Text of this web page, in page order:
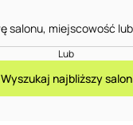
Lub
Wyszukaj najbliższy salon